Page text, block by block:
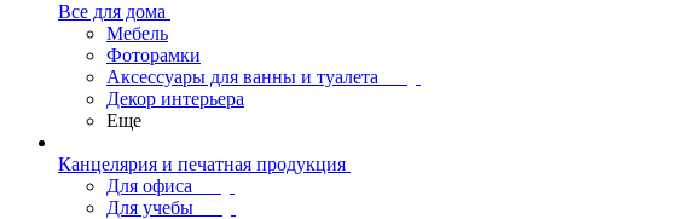
Все для дома
Мебель
Фоторамки
Аксессуары для ванны и туалета
Декор интерьера
Еще
Канцелярия и печатная продукция
Для офиса
Для учебы